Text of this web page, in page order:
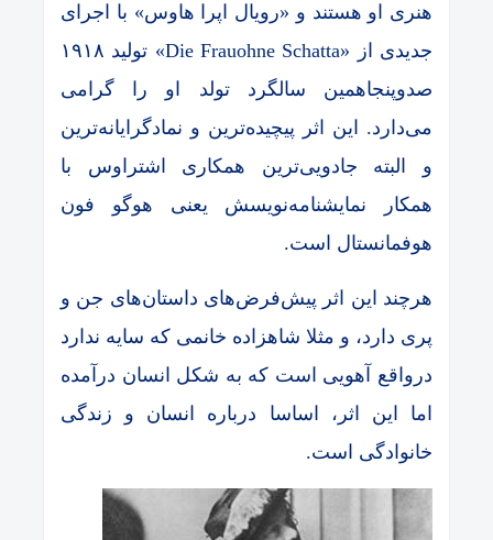
هنری او هستند و «رویال اپرا هاوس» با اجرای
جدیدی از «Die Frauohne Schatta» تولید ۱۹۱۸
صدوپنجاهمین سالگرد تولد او را گرامی
می‌دارد. این اثر پیچیده‌ترین و نمادگرایانه‌ترین
و البته جادویی‌ترین همکاری اشتراوس با
همکار نمایشنامه‌نویسش یعنی هوگو فون
هوفمانستال است.
هرچند این اثر پیش‌فرض‌های داستان‌های جن و
پری دارد، و مثلا شاهزاده خانمی که سایه ندارد
درواقع آهویی است که به شکل انسان درآمده
اما این اثر، اساسا درباره انسان و زندگی
خانوادگی است.